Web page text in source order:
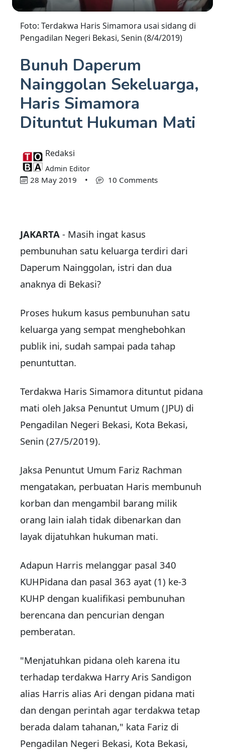
Foto: Terdakwa Haris Simamora usai sidang di
Pengadilan Negeri Bekasi, Senin (8/4/2019)
Bunuh Daperum
Nainggolan Sekeluarga,
Haris Simamora
Dituntut Hukuman Mati
Redaksi
Admin Editor
28 May 2019 • 10 Comments
JAKARTA - Masih ingat kasus
pembunuhan satu keluarga terdiri dari
Daperum Nainggolan, istri dan dua
anaknya di Bekasi?
Proses hukum kasus pembunuhan satu
keluarga yang sempat menghebohkan
publik ini, sudah sampai pada tahap
penuntuttan.
Terdakwa Haris Simamora dituntut pidana
mati oleh Jaksa Penuntut Umum (JPU) di
Pengadilan Negeri Bekasi, Kota Bekasi,
Senin (27/5/2019).
Jaksa Penuntut Umum Fariz Rachman
mengatakan, perbuatan Haris membunuh
korban dan mengambil barang milik
orang lain ialah tidak dibenarkan dan
layak dijatuhkan hukuman mati.
Adapun Harris melanggar pasal 340
KUHPidana dan pasal 363 ayat (1) ke-3
KUHP dengan kualifikasi pembunuhan
berencana dan pencurian dengan
pemberatan.
"Menjatuhkan pidana oleh karena itu
terhadap terdakwa Harry Aris Sandigon
alias Harris alias Ari dengan pidana mati
dan dengan perintah agar terdakwa tetap
berada dalam tahanan," kata Fariz di
Pengadilan Negeri Bekasi, Kota Bekasi,